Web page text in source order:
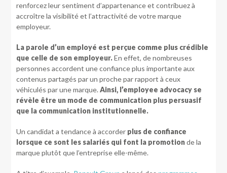
renforcez leur sentiment d’appartenance et contribuez à
accroître la visibilité et l’attractivité de votre marque
employeur.
La parole d’un employé est perçue comme plus crédible
que celle de son employeur.En effet, de nombreuses
personnes accordent une confiance plus importante aux
contenus partagés par un proche par rapport à ceux
véhiculés par une marque.Ainsi, l’employee advocacy se
révèle être un mode de communication plus persuasif
que la communication institutionnelle.
Un candidat a tendance à accorder plus de confiance
lorsque ce sont les salariés qui font la promotionde la
marque plutôt que l’entreprise elle-même.